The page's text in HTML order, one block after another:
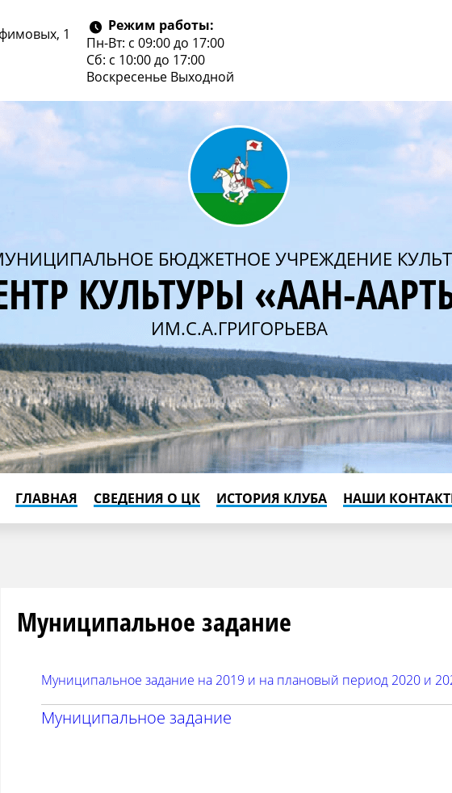
1
Режим работы:
Пн-Вт: с 09:00 до 17:00
Сб: с 10:00 до 17:00
Воскресенье Выходной
БЮДЖЕТНОЕ УЧРЕЖДЕНИЕ
КУЛЬТУРЫ «ААН-
ИМ.С.А.ГРИГОРЬЕВА
ГЛАВНАЯ СВЕДЕНИЯ О ЦК ИСТОРИЯ КЛУБА НАШИ
Муниципальное задание
Муниципальное задание на 2019 и на плановый период 2020 и
Муниципальное задание